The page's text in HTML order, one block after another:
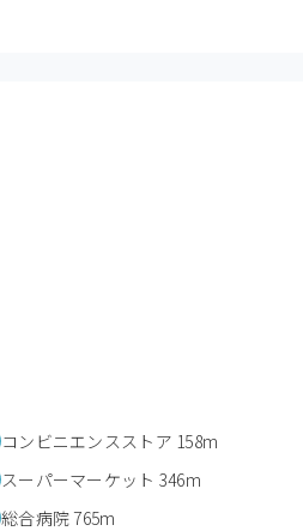
コンビニエンスストア 158m
スーパーマーケット 346m
総合病院 765m